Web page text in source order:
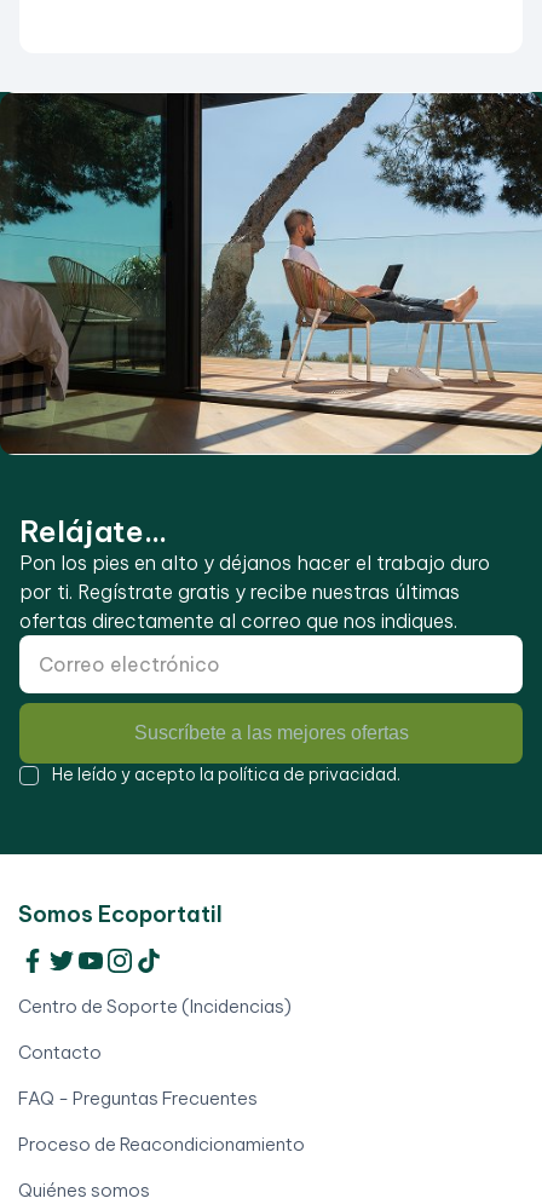
Relájate...
Pon los pies en alto y déjanos hacer el trabajo duro
por ti. Regístrate gratis y recibe nuestras últimas
ofertas directamente al correo que nos indiques.
Suscríbete a las mejores ofertas
He leído y acepto la política de privacidad.
Somos Ecoportatil
Centro de Soporte (Incidencias)
Contacto
FAQ - Preguntas Frecuentes
Proceso de Reacondicionamiento
Quiénes somos